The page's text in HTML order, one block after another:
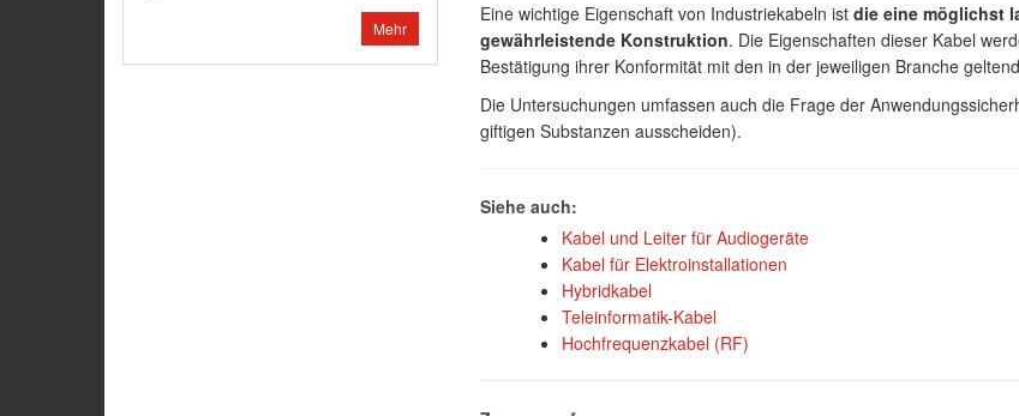
Mehr
Eine wichtige Eigenschaft von Industriekabeln ist die eine möglichst
gewährleistende Konstruktion. Die Eigenschaften dieser Kabel
Bestätigung ihrer Konformität mit den in der jeweiligen Branche
Die Untersuchungen umfassen auch die Frage der
giftigen Substanzen ausscheiden).
Siehe auch:
Kabel und Leiter für Audiogeräte
Kabel für Elektroinstallationen
Hybridkabel
Teleinformatik-Kabel
Hochfrequenzkabel (RF)